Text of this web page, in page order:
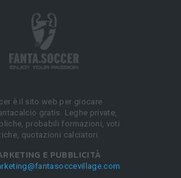
è il sito web per giocare
gratis. Leghe private,
probabili formazioni, voti
quotazioni calciatori.
E PUBBLICITÀ